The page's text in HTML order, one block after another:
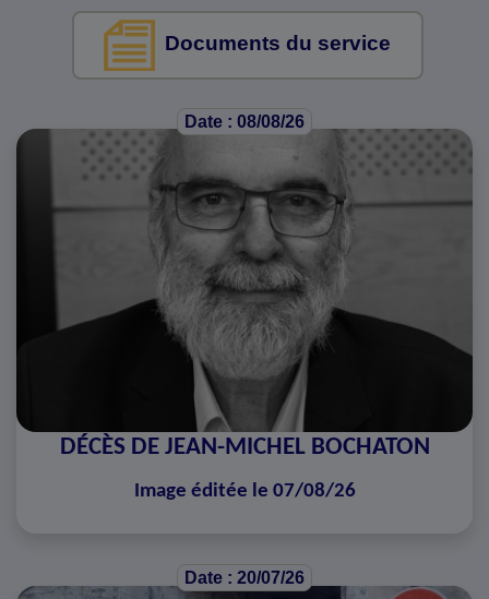
Documents du service
Date : 08/08/26
DÉCÈS DE JEAN-MICHEL BOCHATON
Image éditée le 07/08/26
Date : 20/07/26